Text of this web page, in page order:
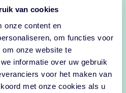
van cookies
onze content en
om functies voor
onze website te
informatie over uw gebruik
voor het maken van
met onze cookies als u
is beschikbaar na het
marketing cookies.
wijzigen